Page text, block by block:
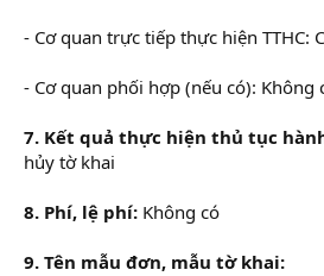
- Cơ quan trực tiếp thực hiện TTHC:
- Cơ quan phối hợp (nếu có): Không
7. Kết quả thực hiện thủ tục
hủy tờ khai
8. Phí, lệ phí: Không có
9. Tên mẫu đơn, mẫu tờ khai: